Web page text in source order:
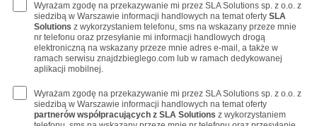
Wyrażam zgodę na przekazywanie mi przez SLA Solutions sp. z o.o. z
siedzibą w Warszawie informacji handlowych na temat oferty SLA
Solutions z wykorzystaniem telefonu, sms na wskazany przeze mnie
nr telefonu oraz przesyłanie mi informacji handlowych drogą
elektroniczną na wskazany przeze mnie adres e-mail, a także w
ramach serwisu znajdzbieglego.com lub w ramach dedykowanej
aplikacji mobilnej.
Wyrażam zgodę na przekazywanie mi przez SLA Solutions sp. z o.o. z
siedzibą w Warszawie informacji handlowych na temat oferty
partnerów współpracujących z SLA Solutions z wykorzystaniem